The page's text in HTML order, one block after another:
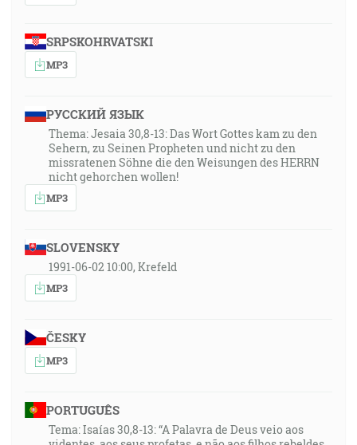
SRPSKOHRVATSKI
MP3
РУССКИЙ ЯЗЫК
Thema: Jesaia 30,8-13: Das Wort Gottes kam zu den
Sehern, zu Seinen Propheten und nicht zu den
missratenen Söhne die den Weisungen des HERRN
nicht gehorchen wollen!
MP3
SLOVENSKY
1991-06-02 10:00, Krefeld
MP3
ČESKY
MP3
PORTUGUÊS
Tema: Isaías 30,8-13: “A Palavra de Deus veio aos